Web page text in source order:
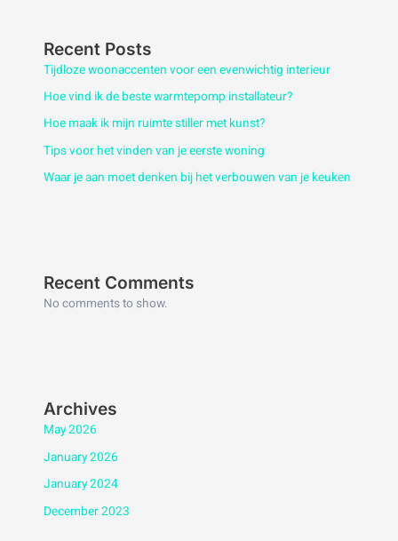
Recent Posts
Tijdloze woonaccenten voor een evenwichtig interieur
Hoe vind ik de beste warmtepomp installateur?
Hoe maak ik mijn ruimte stiller met kunst?
Tips voor het vinden van je eerste woning
Waar je aan moet denken bij het verbouwen van je keuken
Recent Comments
No comments to show.
Archives
May 2026
January 2026
January 2024
December 2023